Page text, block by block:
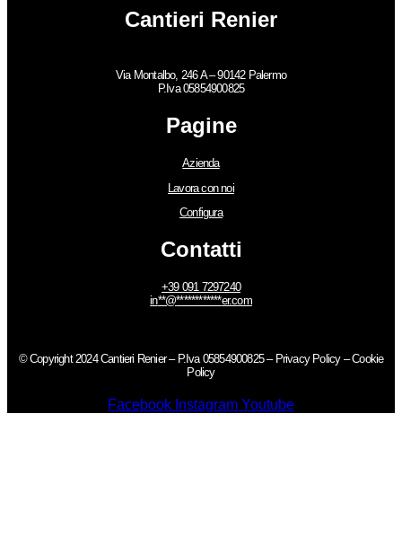
Cantieri Renier
Via Montalbo, 246 A – 90142 Palermo
P.Iva 05854900825
Pagine
Azienda
Lavora con noi
Configura
Contatti
+39 091 7297240
in**@************er.com
© Copyright 2024 Cantieri Renier – P.Iva 05854900825 – Privacy Policy–Cookie
Policy
Facebook Instagram Youtube